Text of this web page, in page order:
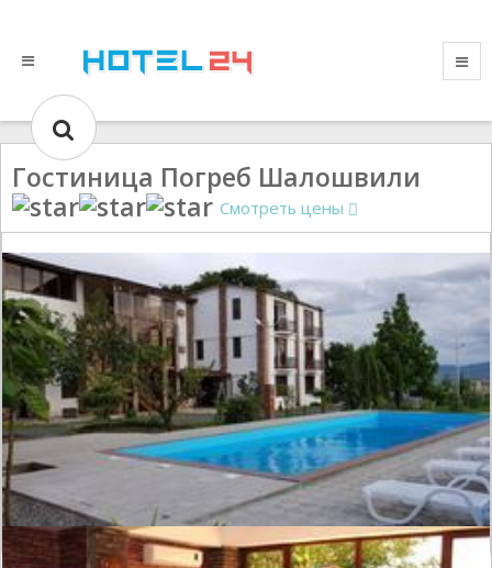
Гостиница Погреб Шалошвили
Смотреть цены